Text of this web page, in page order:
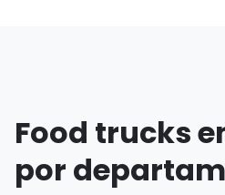
Food trucks
por